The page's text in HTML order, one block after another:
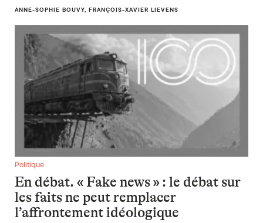
ANNE-SOPHIE BOUVY, FRANÇOIS-XAVIER LIEVENS
En débat. « Fake news » : le débat sur les faits ne peut
Politique
En débat. « Fake news » : le débat sur
les faits ne peut remplacer
l’affrontement idéologique